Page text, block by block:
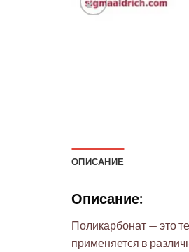
ОПИСАНИЕ
Описание:
Поликарбонат — это
применяется в